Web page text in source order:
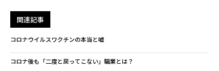
関連記事
コロナウイルスワクチンの本当と嘘
コロナ後も「二度と戻ってこない」職業とは？